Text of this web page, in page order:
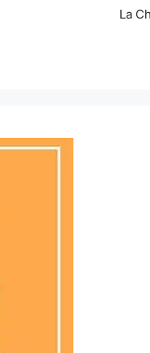
La